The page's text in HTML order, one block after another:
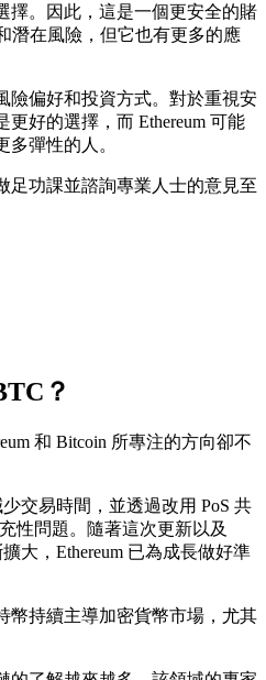
擇。因此，這是一個更安全的賭
潛在風險，但它也有更多的應
險偏好和投資方式。對於重視安
好的選擇，而 Ethereum 可能
彈性的人。
足功課並諮詢專業人士的意見至
？
和 Bitcoin 所專注的方向卻不
交易時間，並透過改用 PoS 共
性問題。隨著這次更新以及
大，Ethereum 已為成長做好準
幣持續主導加密貨幣市場，尤其